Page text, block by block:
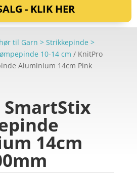
- KLIK HER
til Garn > Strikkepinde >
10-14 cm / KnitPro
Aluminium 14cm Pink
14cm